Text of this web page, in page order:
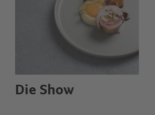
Die Show